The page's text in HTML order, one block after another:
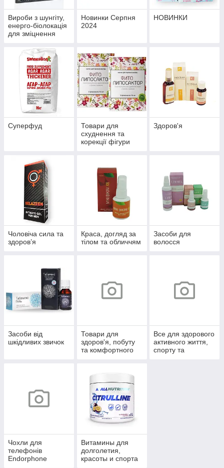
Вироби з шунгіту,
енерго-біолокація
для зміцнення
профілактики
хвороб
Новинки Серпня
2024
НОВИНКИ
Суперфуд
Товари для
схуднення та
корекції фігури
Здоров'я
Чоловіча сила та
здоров’я
Краса, догляд за
тілом та обличчям
Засоби для
волосся
Засоби від
шкідливих звичок
Товари для
здоров'я, побуту
та комфортного
Все для здорового
активного життя,
спорту та
Чохли для
телефонів
Endorphone
Витамины для
долголетия,
красоты и спорта